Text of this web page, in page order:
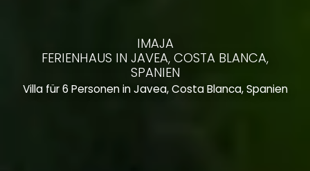
IMAJA
FERIENHAUS IN JAVEA, COSTA BLANCA,
SPANIEN
Villa für 6 Personen in Javea, Costa Blanca, Spanien